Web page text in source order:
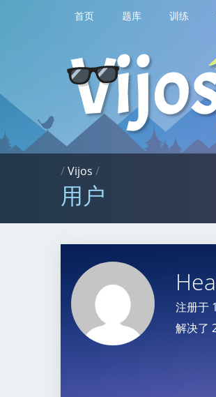
首页 题库 训练
/Vijos /
用户
注册于
解决了